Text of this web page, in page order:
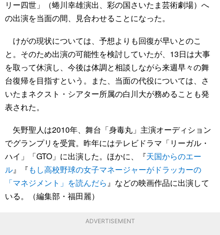
リー四世」（蜷川幸雄演出、彩の国さいたま芸術劇場）へ
の出演を当面の間、見合わせることになった。
けがの現状については、予想よりも回復が早いとのこ
と。そのため出演の可能性を検討していたが、13日は大事
を取って休演し、今後は体調と相談しながら来週早々の舞
台復帰を目指すという。また、当面の代役については、さ
いたまネクスト・シアター所属の白川大が務めることも発
表された。
矢野聖人は2010年、舞台「身毒丸」主演オーディション
でグランプリを受賞。昨年にはテレビドラマ「リーガル・
ハイ」「GTO」に出演した。ほかに、『天国からのエー
ル』『もし高校野球の女子マネージャーがドラッカーの
「マネジメント」を読んだら』などの映画作品に出演して
いる。（編集部・福田麗）
ADVERTISEMENT